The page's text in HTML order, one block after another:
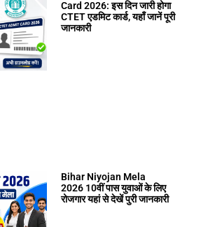
Card 2026: इस दिन जारी होगा
CTET एडमिट कार्ड, यहाँ जानें पूरी
जानकारी
Bihar Niyojan Mela
2026 10वीं पास युवाओं के लिए
रोजगार यहां से देखें पुरी जानकारी